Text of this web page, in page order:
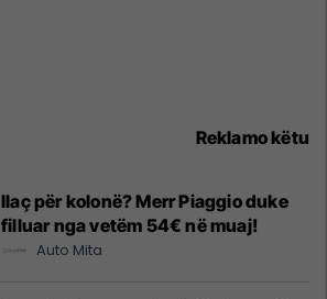
Reklamo këtu
Ilaç për kolonë? Merr Piaggio duke
filluar nga vetëm 54€ në muaj!
Auto Mita